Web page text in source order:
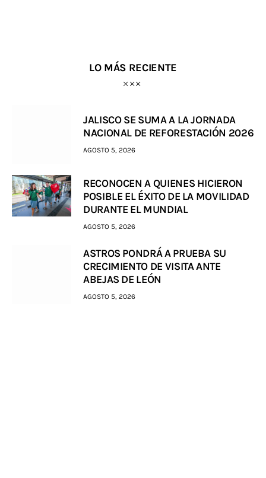
LO MÁS RECIENTE
JALISCO SE SUMA A LA JORNADA
NACIONAL DE REFORESTACIÓN 2026
AGOSTO 5, 2026
RECONOCEN A QUIENES HICIERON
POSIBLE EL ÉXITO DE LA MOVILIDAD
DURANTE EL MUNDIAL
AGOSTO 5, 2026
ASTROS PONDRÁ A PRUEBA SU
CRECIMIENTO DE VISITA ANTE
ABEJAS DE LEÓN
AGOSTO 5, 2026